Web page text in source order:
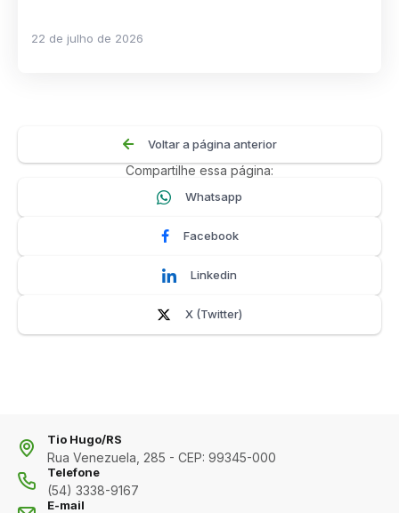
22 de julho de 2026
Voltar a página anterior
Compartilhe essa página:
Whatsapp
Facebook
Linkedin
X (Twitter)
Tio Hugo/RS
Rua Venezuela, 285 - CEP: 99345-000
Telefone
(54) 3338-9167
E-mail